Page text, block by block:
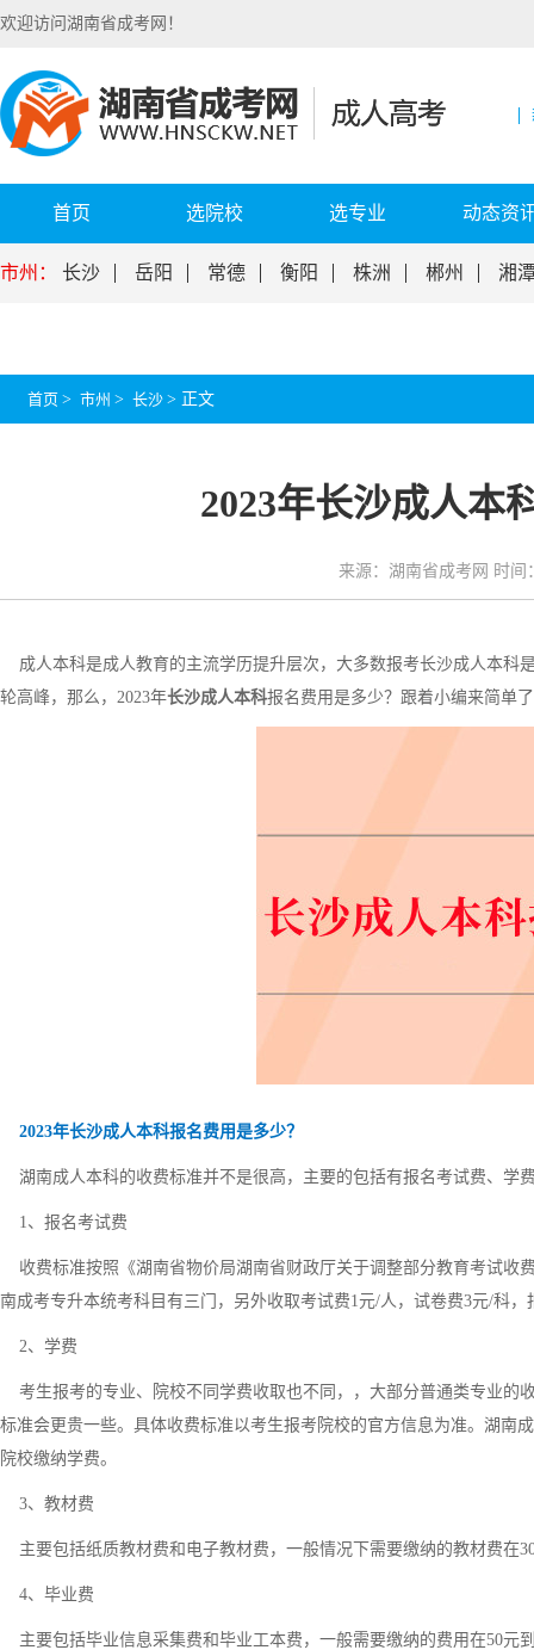
欢迎访问湖南省成考网！
首页 选院校 选专业 动态资
市州： 长沙 岳阳 常德 衡阳 株洲 郴州 湘
首页 > 市州 > 长沙 > 正文
2023年长沙成人本
来源：湖南省成考网 时间
成人本科是成人教育的主流学历提升层次，大多数报考长沙成人本科
轮高峰，那么，2023年长沙成人本科报名费用是多少？跟着小编来简单
2023年长沙成人本科报名费用是多少？
湖南成人本科的收费标准并不是很高，主要的包括有报名考试费、学
1、报名考试费
收费标准按照《湖南省物价局湖南省财政厅关于调整部分教育考试收
南成考专升本统考科目有三门，另外收取考试费1元/人，试卷费3元/科，
2、学费
考生报考的专业、院校不同学费收取也不同，，大部分普通类专业的
标准会更贵一些。具体收费标准以考生报考院校的官方信息为准。湖南
院校缴纳学费。
3、教材费
主要包括纸质教材费和电子教材费，一般情况下需要缴纳的教材费在
4、毕业费
主要包括毕业信息采集费和毕业工本费，一般需要缴纳的费用在50元